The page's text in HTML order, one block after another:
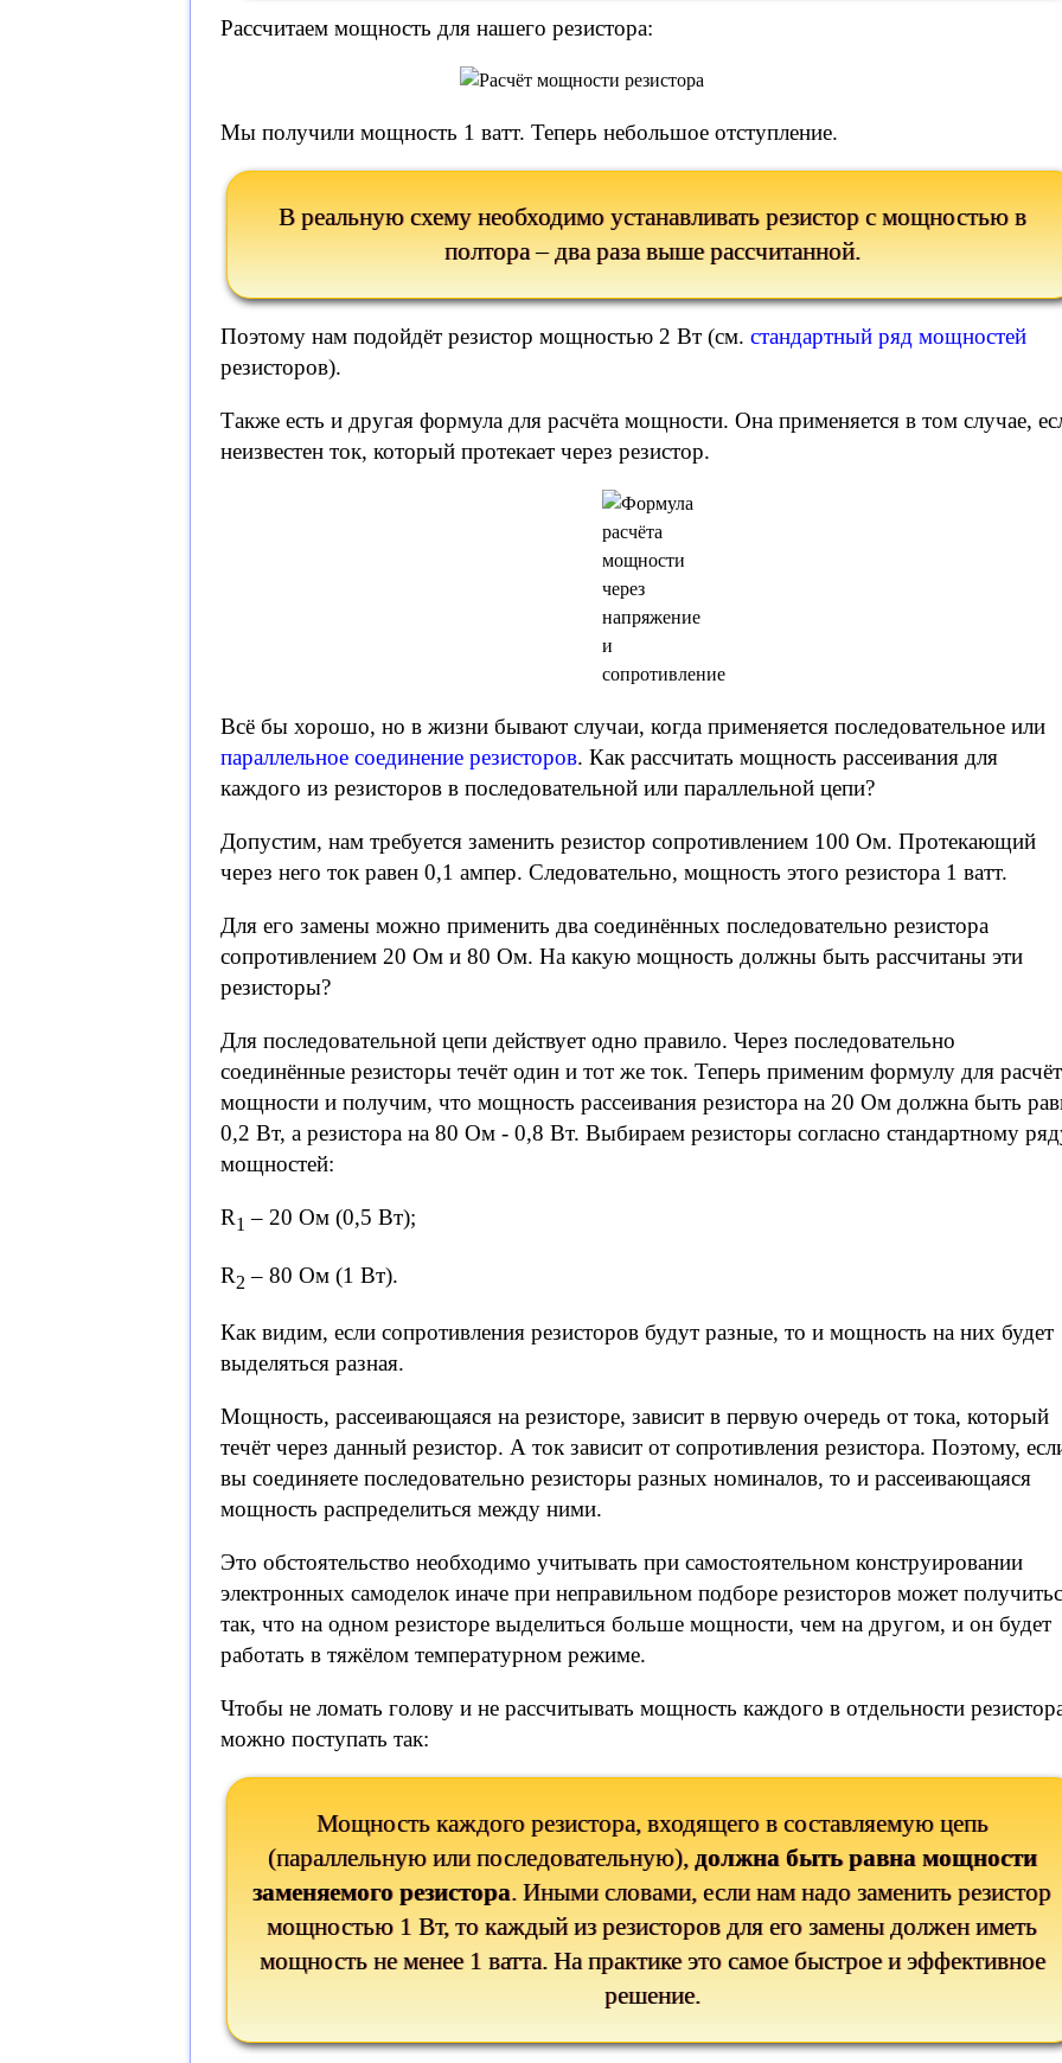
Рассчитаем мощность для нашего резистора:
Мы получили мощность 1 ватт. Теперь небольшое отступление.
В реальную схему необходимо устанавливать резистор с мощностью в
полтора – два раза выше рассчитанной.
Поэтому нам подойдёт резистор мощностью 2 Вт (см. стандартный ряд мощностей
резисторов).
Также есть и другая формула для расчёта мощности. Она применяется в том случае,
неизвестен ток, который протекает через резистор.
Всё бы хорошо, но в жизни бывают случаи, когда применяется последовательное или
параллельное соединение резисторов. Как рассчитать мощность рассеивания для
каждого из резисторов в последовательной или параллельной цепи?
Допустим, нам требуется заменить резистор сопротивлением 100 Ом. Протекающий
через него ток равен 0,1 ампер. Следовательно, мощность этого резистора 1 ватт.
Для его замены можно применить два соединённых последовательно резистора
сопротивлением 20 Ом и 80 Ом. На какую мощность должны быть рассчитаны эти
резисторы?
Для последовательной цепи действует одно правило. Через последовательно
соединённые резисторы течёт один и тот же ток. Теперь применим формулу для
мощности и получим, что мощность рассеивания резистора на 20 Ом должна быть
0,2 Вт, а резистора на 80 Ом - 0,8 Вт. Выбираем резисторы согласно стандартному
мощностей:
R1 – 20 Ом (0,5 Вт);
R2 – 80 Ом (1 Вт).
Как видим, если сопротивления резисторов будут разные, то и мощность на них будет
выделяться разная.
Мощность, рассеивающаяся на резисторе, зависит в первую очередь от тока, который
течёт через данный резистор. А ток зависит от сопротивления резистора. Поэтому,
вы соединяете последовательно резисторы разных номиналов, то и рассеивающаяся
мощность распределиться между ними.
Это обстоятельство необходимо учитывать при самостоятельном конструировании
электронных самоделок иначе при неправильном подборе резисторов может
так, что на одном резисторе выделиться больше мощности, чем на другом, и он будет
работать в тяжёлом температурном режиме.
Чтобы не ломать голову и не рассчитывать мощность каждого в отдельности
можно поступать так:
Мощность каждого резистора, входящего в составляемую цепь
(параллельную или последовательную), должна быть равна мощности
заменяемого резистора. Иными словами, если нам надо заменить резистор
мощностью 1 Вт, то каждый из резисторов для его замены должен иметь
мощность не менее 1 ватта. На практике это самое быстрое и эффективное
решение.